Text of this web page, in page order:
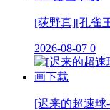
[荻野真][孔雀
2026-08-07 0
[迟来的超速